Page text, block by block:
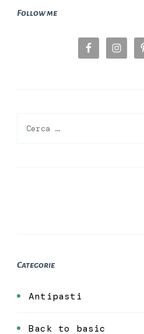
Follow me
Ricerca
Categorie
Antipasti
Back to basic